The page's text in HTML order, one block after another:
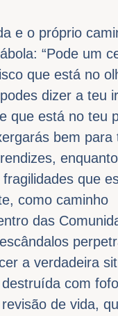
e o próprio
“Pode um
que está no
dizer a teu
que está no teu
bem para
enquanto
que
como caminho
das
a verdadeira
com
de vida,